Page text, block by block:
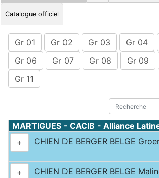
Catalogue officiel
Gr 01 Gr 02 Gr 03 Gr 04
Gr 06
Gr 07 Gr 08 Gr 09
Gr 11
MARTIGUES - CACIB - Alliance
+
CHIEN DE BERGER BELGE
+ CHIEN DE BERGER BELGE